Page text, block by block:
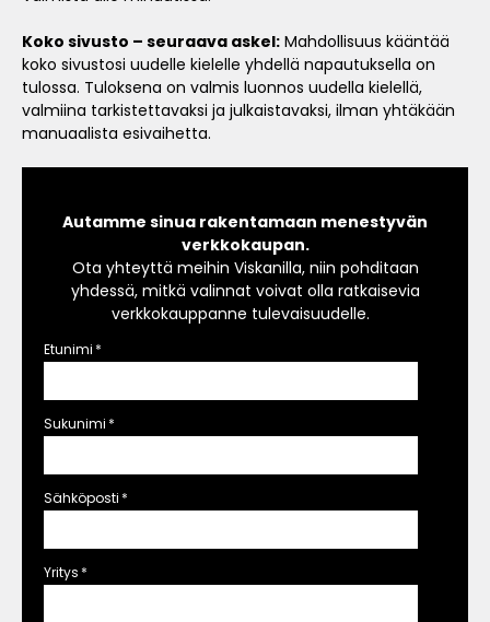
Koko sivusto – seuraava askel: Mahdollisuus kääntää
koko sivustosi uudelle kielelle yhdellä napautuksella on
tulossa. Tuloksena on valmis luonnos uudella kielellä,
valmiina tarkistettavaksi ja julkaistavaksi, ilman yhtäkään
manuaalista esivaihetta.
Autamme sinua rakentamaan menestyvän
verkkokaupan.
Ota yhteyttä meihin Viskanilla, niin pohditaan
yhdessä, mitkä valinnat voivat olla ratkaisevia
verkkokauppanne tulevaisuudelle.
Etunimi *
Sukunimi *
Sähköposti *
Yritys *